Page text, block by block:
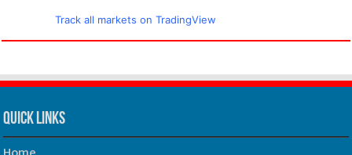
Track all markets on TradingView
Quick Links